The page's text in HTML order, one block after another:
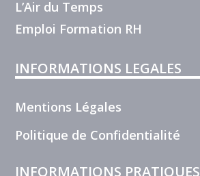
L’Air du Temps
Emploi Formation RH
INFORMATIONS LEGALES
Mentions Légales
Politique de Confidentialité
INFORMATIONS PRATIQUES